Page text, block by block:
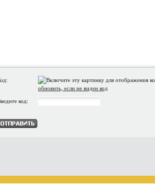
обновить, если не виден код
код: